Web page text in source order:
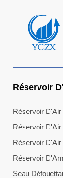
Réservoir
Réservoir D'Air
Réservoir D'Air
Réservoir D'Air
Réservoir
Seau